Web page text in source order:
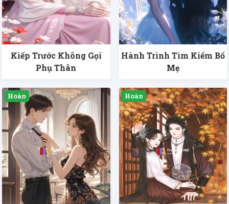
Kiếp Trước Không Gọi
Phụ Thân
Hành Trình Tìm Kiếm Bố
Mẹ